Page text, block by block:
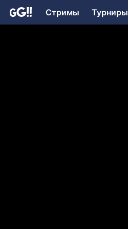
Стримы Турниры